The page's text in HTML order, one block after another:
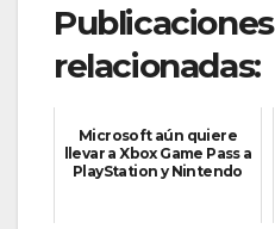
Publicaciones
relacionadas:
Microsoft aún quiere
llevar a Xbox Game Pass a
PlayStation y Nintendo